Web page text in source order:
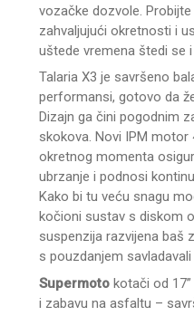
vozačke dozvole.
zahvaljujući okretnosti i
uštede vremena štedi se
Talaria X3 je savršeno
performansi, gotovo da
Dizajn ga čini pogodnim
skokova. Novi IPM motor
okretnog momenta
ubrzanje i podnosi
Kako bi tu veću snagu
kočioni sustav s diskom
suspenzija razvijena baš
s pouzdanjem
Supermoto kotači od
i zabavu na asfaltu –